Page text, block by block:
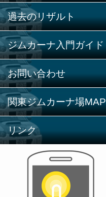
過去のリザルト
ジムカーナ入門ガイド
お問い合わせ
関東ジムカーナ場MAP
リンク